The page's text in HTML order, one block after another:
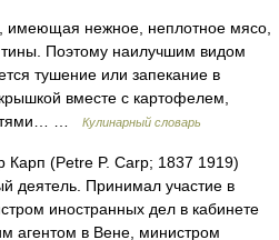
нежное, неплотное мясо,
Поэтому наилучшим видом
тушение или запекание в
вместе с картофелем,
…
Кулинарный словарь
(Petre P. Carp; 1837 1919)
деятель. Принимал участие в
иностранных дел в кабинете
агентом в Вене, министром